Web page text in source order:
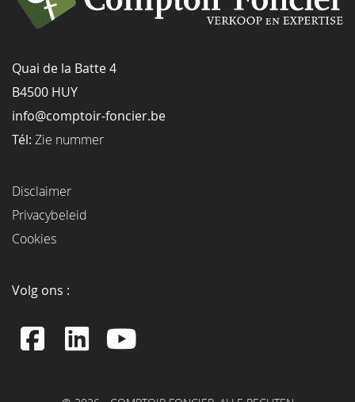
Quai de la Batte 4
B4500 HUY
info@comptoir-foncier.be
Tél: Zie nummer
Disclaimer
Privacybeleid
Cookies
Volg ons :